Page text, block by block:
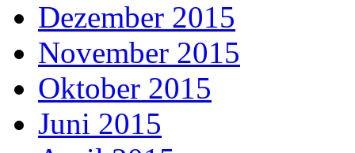
Dezember 2015
November 2015
Oktober 2015
Juni 2015